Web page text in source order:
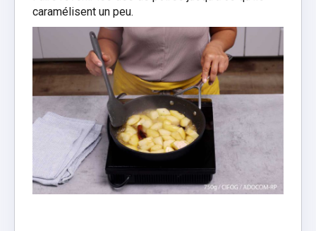
caramélisent un peu.